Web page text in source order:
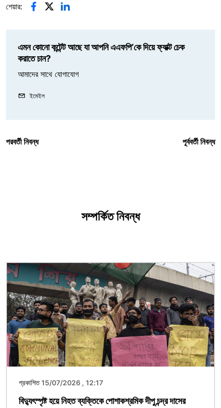
শেয়ার:
এমন কোনো কন্টেন্ট আছে যা আপনি এএফপি’কে দিয়ে ফ্যাক্ট চেক
করাতে চান?
আমাদের সাথে যোগাযোগ
ইমেইল
পরবর্তী নিবন্ধ পূর্ববর্তী নিবন্ধ
সম্পর্কিত নিবন্ধ
ছবি
প্রকাশিত 15/07/2026 , 12:17
বিদ্যুৎস্পৃষ্ট হয়ে নিহত ব্যক্তিকে পোশাকশ্রমিক দীপু চন্দ্র দাসের